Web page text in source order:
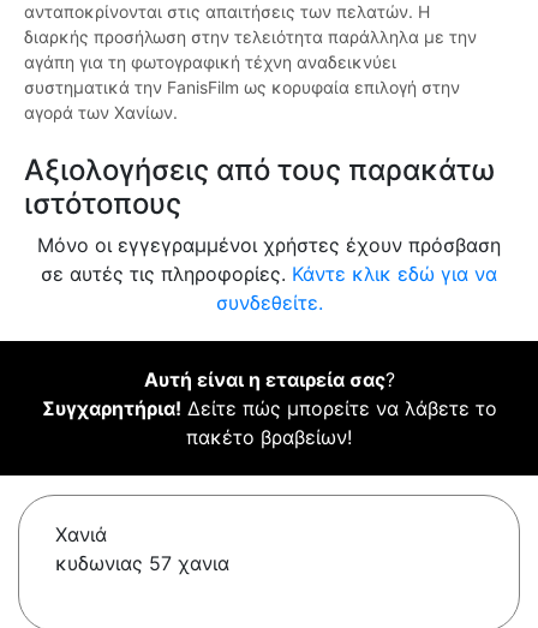
ανταποκρίνονται στις απαιτήσεις των πελατών. Η
διαρκής προσήλωση στην τελειότητα παράλληλα με την
αγάπη για τη φωτογραφική τέχνη αναδεικνύει
συστηματικά την FanisFilm ως κορυφαία επιλογή στην
αγορά των Χανίων.
Αξιολογήσεις από τους παρακάτω
ιστότοπους
Μόνο οι εγγεγραμμένοι χρήστες έχουν πρόσβαση
σε αυτές τις πληροφορίες. Κάντε κλικ εδώ για να
συνδεθείτε.
Αυτή είναι η εταιρεία σας?
Συγχαρητήρια! Δείτε πώς μπορείτε να λάβετε το
πακέτο βραβείων!
Χανιά
κυδωνιας 57 χανια